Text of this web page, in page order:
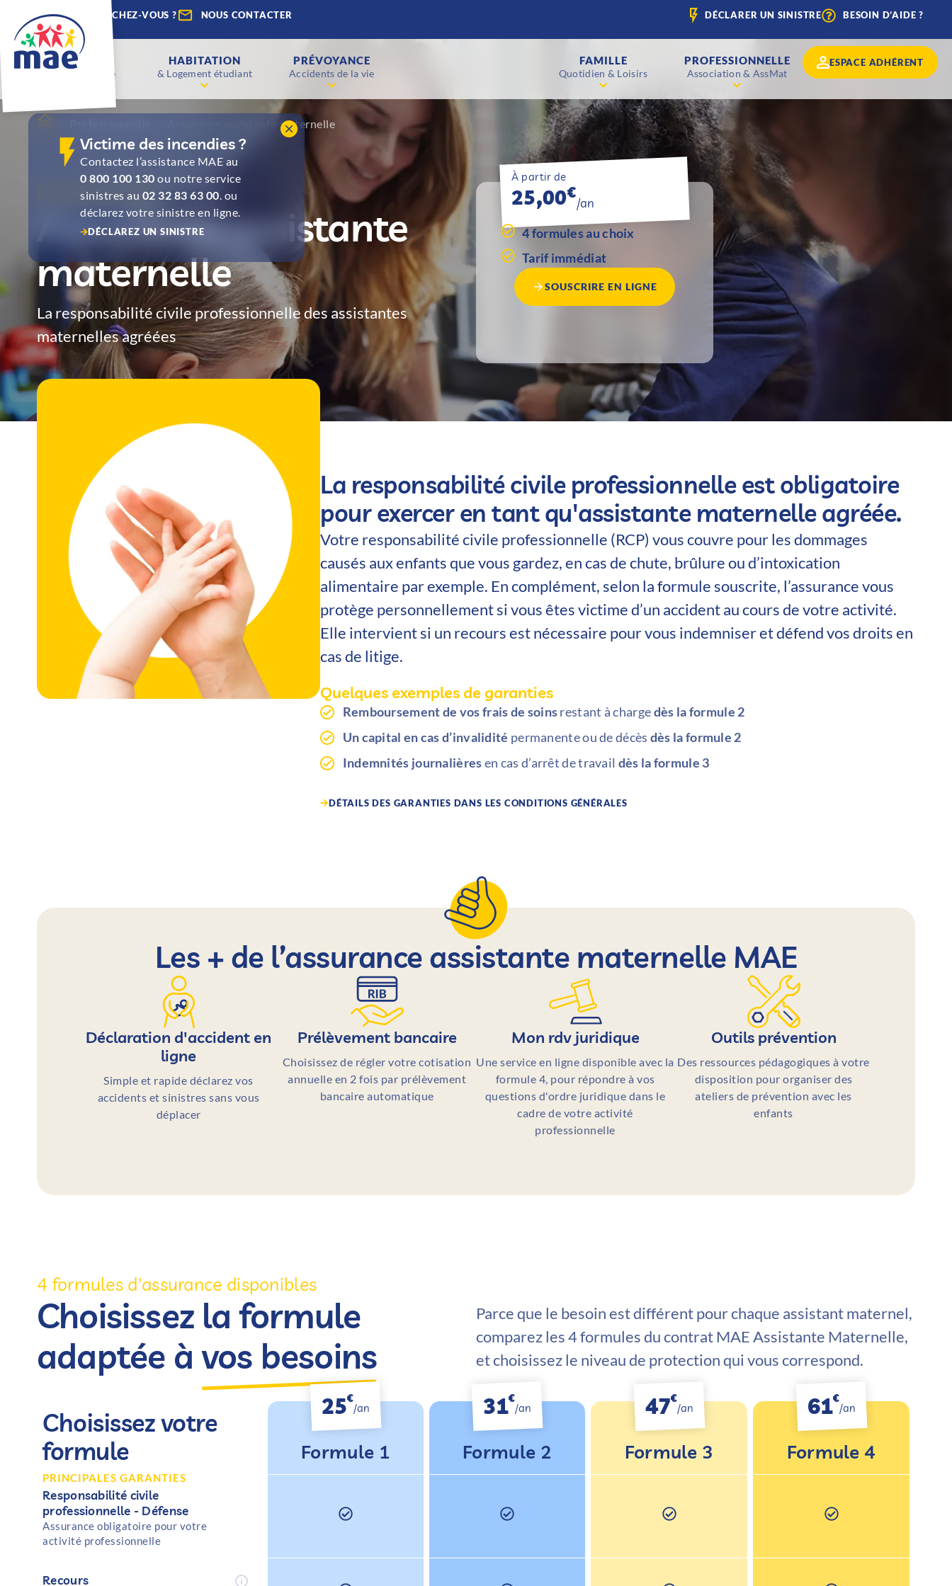
QUE RECHERCHEZ-VOUS ? NOUS CONTACTER DÉCLARER UN SINISTRE BESOIN D’AIDE ?
ENFANTS
Scolaire & Étude
HABITATION
& Logement étudiant
PRÉVOYANCE
Accidents de la vie
FAMILLE
Quotidien & Loisirs
PROFESSIONNELLE
Association & AssMat
ESPACE ADHÉRENT
Victime des incendies ?
Contactez l’assistance MAE au
0 800 100 130 ou notre service
sinistres au 02 32 83 63 00. ou
déclarez votre sinistre en ligne.
DÉCLAREZ UN SINISTRE
Professionnelle
Assurance assistante
maternelle
La responsabilité civile professionnelle des assistantes
maternelles agréées
À partir de
25,00€
/an
4 formules au choix
Tarif immédiat
SOUSCRIRE EN LIGNE
Assurance assistante maternelle
La responsabilité civile professionnelle est obligatoire
pour exercer en tant qu'assistante maternelle agréée.
Votre responsabilité civile professionnelle (RCP) vous couvre pour les dommages
causés aux enfants que vous gardez, en cas de chute, brûlure ou d’intoxication
alimentaire par exemple. En complément, selon la formule souscrite, l’assurance vous
protège personnellement si vous êtes victime d’un accident au cours de votre activité.
Elle intervient si un recours est nécessaire pour vous indemniser et défend vos droits en
cas de litige.
Quelques exemples de garanties
Remboursement de vos frais de soinsrestant à chargedès laformule 2
Un capital en cas d’invalidité permanente ou de décès dès la formule 2
Indemnités journalièresen cas d’arrêt de travail dès la formule 3
DÉTAILS DES GARANTIES DANS LES CONDITIONS GÉNÉRALES
Les + de l’assurance assistante maternelle MAE
Déclaration d'accident en
ligne
Simple et rapide déclarez vos
accidents et sinistres sans vous
déplacer
Prélèvement bancaire
Choisissez de régler votre cotisation
annuelle en 2 fois par prélèvement
bancaire automatique
Mon rdv juridique
Une service en ligne disponible avec la
formule 4, pour répondre à vos
questions d'ordre juridique dans le
cadre de votre activité
professionnelle
Outils prévention
Des ressources pédagogiques à votre
disposition pour organiser des
ateliers de prévention avec les
enfants
4 formules d'assurance disponibles
Choisissez la formule
adaptée à vos besoins
Parce que le besoin est différent pour chaque assistant maternel,
comparez les 4 formules du contrat MAE Assistante Maternelle,
et choisissez le niveau de protection qui vous correspond.
Choisissez votre
formule
25€
/an
Formule 1
31€
/an
Formule 2
47€
/an
Formule 3
61€
/an
Formule 4
PRINCIPALES GARANTIES
Responsabilité civile
professionnelle - Défense
Assurance obligatoire pour votre
activité professionnelle
Recours